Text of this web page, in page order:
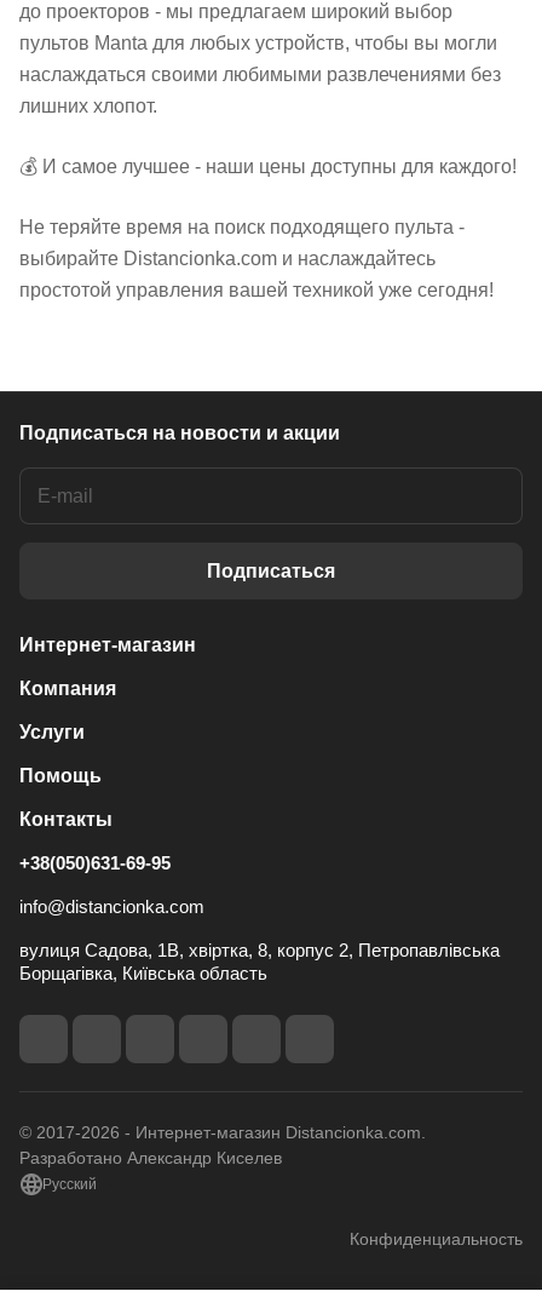
до проекторов - мы предлагаем широкий выбор
пультов Manta для любых устройств, чтобы вы могли
наслаждаться своими любимыми развлечениями без
лишних хлопот.
💰 И самое лучшее - наши цены доступны для каждого!
Не теряйте время на поиск подходящего пульта -
выбирайте Distancionka.com и наслаждайтесь
простотой управления вашей техникой уже сегодня!
Подписаться на новости и акции
Подписаться
Интернет-магазин
Компания
Услуги
Помощь
Контакты
+38(050)631-69-95
info@distancionka.com
вулиця Садова, 1В, хвіртка, 8, корпус 2, Петропавлівська
Борщагівка, Київська область
© 2017-2026 - Интернет-магазин Distancionka.com.
Разработано Александр Киселев
Русский
Конфиденциальность